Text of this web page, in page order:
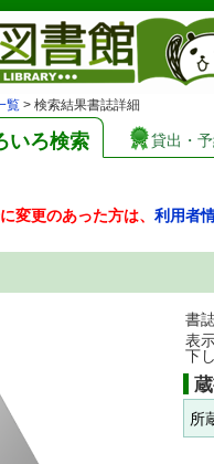
覧 > 検索結果書誌詳細
いろ検索 貸出・
変更のあった方は、 利用者
書
表
下
所